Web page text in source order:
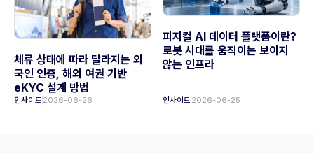
체류 상태에 따라 달라지는 외
국인 인증, 해외 여권 기반
eKYC 설계 방법
인사이트 2026-06-26
피지컬 AI 데이터 플랫폼이란?
로봇 시대를 움직이는 보이지
않는 인프라
인사이트 2026-06-25